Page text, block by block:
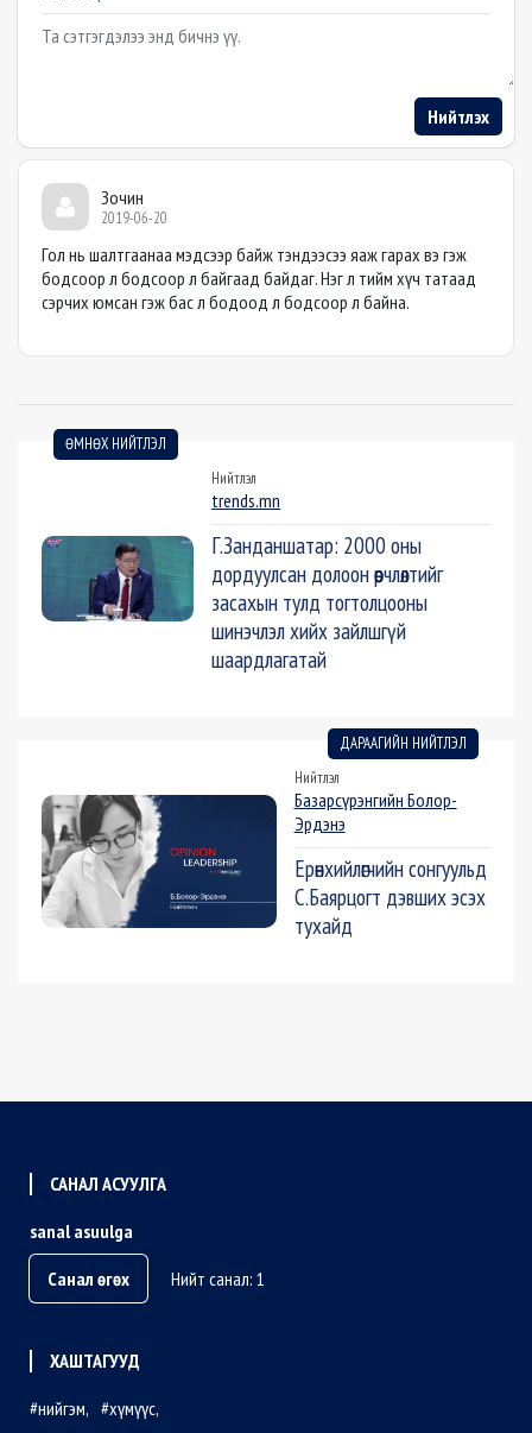
Example textarea
Нийтлэх
Зочин
2019-06-20
Гол нь шалтгаанаа мэдсээр байж тэндээсээ яаж гарах вэ гэж
бодсоор л бодсоор л байгаад байдаг. Нэг л тийм хүч татаад
сэрчих юмсан гэж бас л бодоод л бодсоор л байна.
ӨМНӨХ НИЙТЛЭЛ
Нийтлэл
trends.mn
Г.Занданшатар: 2000 оны
дордуулсан долоон өөрчлөлтийг
засахын тулд тогтолцооны
шинэчлэл хийх зайлшгүй
шаардлагатай
ДАРААГИЙН НИЙТЛЭЛ
Нийтлэл
Базарсүрэнгийн Болор-
Эрдэнэ
Ерөнхийлөгчийн сонгуульд
С.Баярцогт дэвших эсэх
тухайд
САНАЛ АСУУЛГА
sanal asuulga
Санал өгөх
Нийт санал: 1
ХАШТАГУУД
нийгэм
хүмүүс